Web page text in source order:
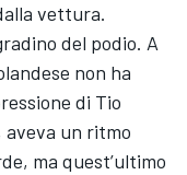
vettura.
del podio. A
non ha
di Tio
un ritmo
ma quest’ultimo